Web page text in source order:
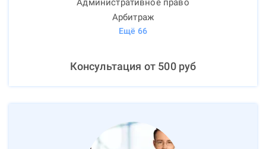
Административное право
Арбитраж
Ещё 66
Консультация от 500руб